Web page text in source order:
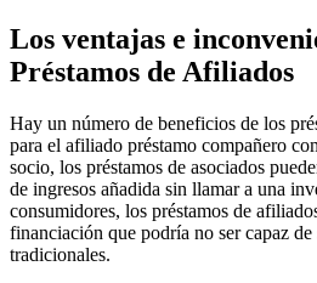
Los ventajas e
Préstamos de Afiliados
Hay un número de beneficios de los
para el afiliado préstamo compañero
socio, los préstamos de asociados
de ingresos añadida sin llamar a una
consumidores, los préstamos de
financiación que podría no ser capaz
tradicionales.